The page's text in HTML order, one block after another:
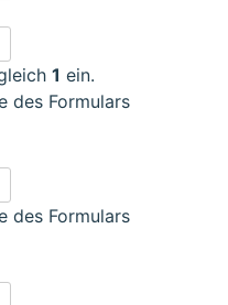
1 ein.
des Formulars
des Formulars